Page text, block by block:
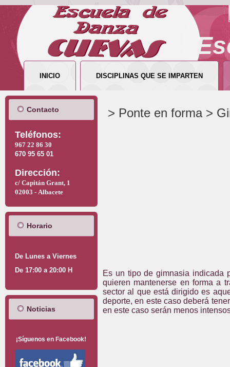
INICIO DISCIPLINAS QUE SE IMPARTEN
Contacto
Teléfonos:
967 22 86 30
670 95 65 01
Dirección:
c/ Capitán Grant, 1
02003 - Albacete
Horario
De Lunes a Viernes
De 17:00 a 20:00 H
Noticias
¡Síguenos en Facebook!
> Ponte en forma >
Es un tipo de gimnasia indicada
quieren mantenerse en forma a
sector al que está dirigido es
deporte, en este caso deberá
en este caso serán menos